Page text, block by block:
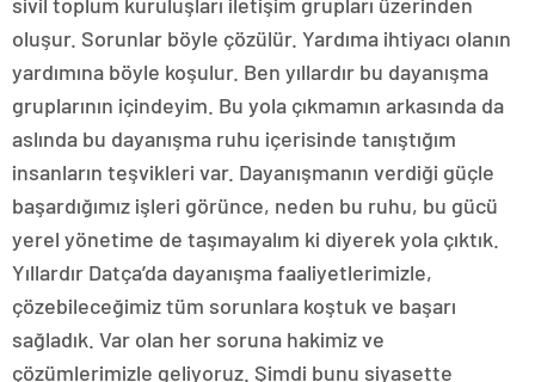
oluşur. Sorunlar böyle çözülür. Yardıma ihtiyacı olanın
yardımına böyle koşulur. Ben yıllardır bu dayanışma
gruplarının içindeyim. Bu yola çıkmamın arkasında da
aslında bu dayanışma ruhu içerisinde tanıştığım
insanların teşvikleri var. Dayanışmanın verdiği güçle
başardığımız işleri görünce, neden bu ruhu, bu gücü
yerel yönetime de taşımayalım ki diyerek yola çıktık.
Yıllardır Datça’da dayanışma faaliyetlerimizle,
çözebileceğimiz tüm sorunlara koştuk ve başarı
sağladık. Var olan her soruna hakimiz ve
çözümlerimizle geliyoruz. Şimdi bunu siyasette